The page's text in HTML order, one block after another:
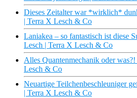
Dieses Zeitalter war *wirklich*
| Terra X Lesch & Co
Laniakea – so fantastisch ist diese
Lesch | Terra X Lesch & Co
Alles Quantenmechanik oder
Lesch & Co
Neuartige Teilchenbeschleuniger
| Terra X Lesch & Co